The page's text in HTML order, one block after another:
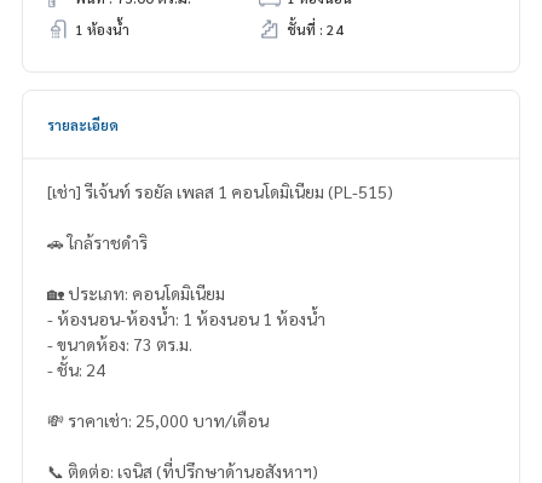
1 ห้องน้ำ
ชั้นที่ : 24
รายละเอียด
[เช่า] รีเจ้นท์ รอยัล เพลส 1 คอนโดมิเนียม (PL-515)
🚗 ใกล้ราชดำริ
🏡 ประเภท: คอนโดมิเนียม
- ห้องนอน-ห้องน้ำ: 1 ห้องนอน 1 ห้องน้ำ
- ขนาดห้อง: 73 ตร.ม.
- ชั้น: 24
💸 ราคาเช่า: 25,000 บาท/เดือน
📞 ติดต่อ: เจนิส (ที่ปรึกษาด้านอสังหาฯ)